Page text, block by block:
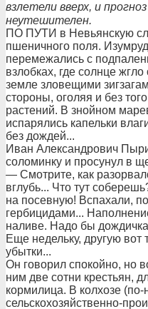
взлетели вверх, и
неутешителен.
ПО ПУТИ в Невьянскую
пшеничного поля.
перемежались с
взлобках, где солнце
земле зловещими
стороны, оголяя и без
растений. В знойном
испарялись капельки
без дождей...
Иван Александрович
соломинку и просунул в
— Смотрите, как
вглубь... Что тут
на посевную! Вспахали,
гербицидами...
наливе. Надо бы
Еще недельку, другую
убытки...
Он говорил спокойно, но
ним две сотни крестьян,
кормилица. В колхозе
сельскохозяйственно-